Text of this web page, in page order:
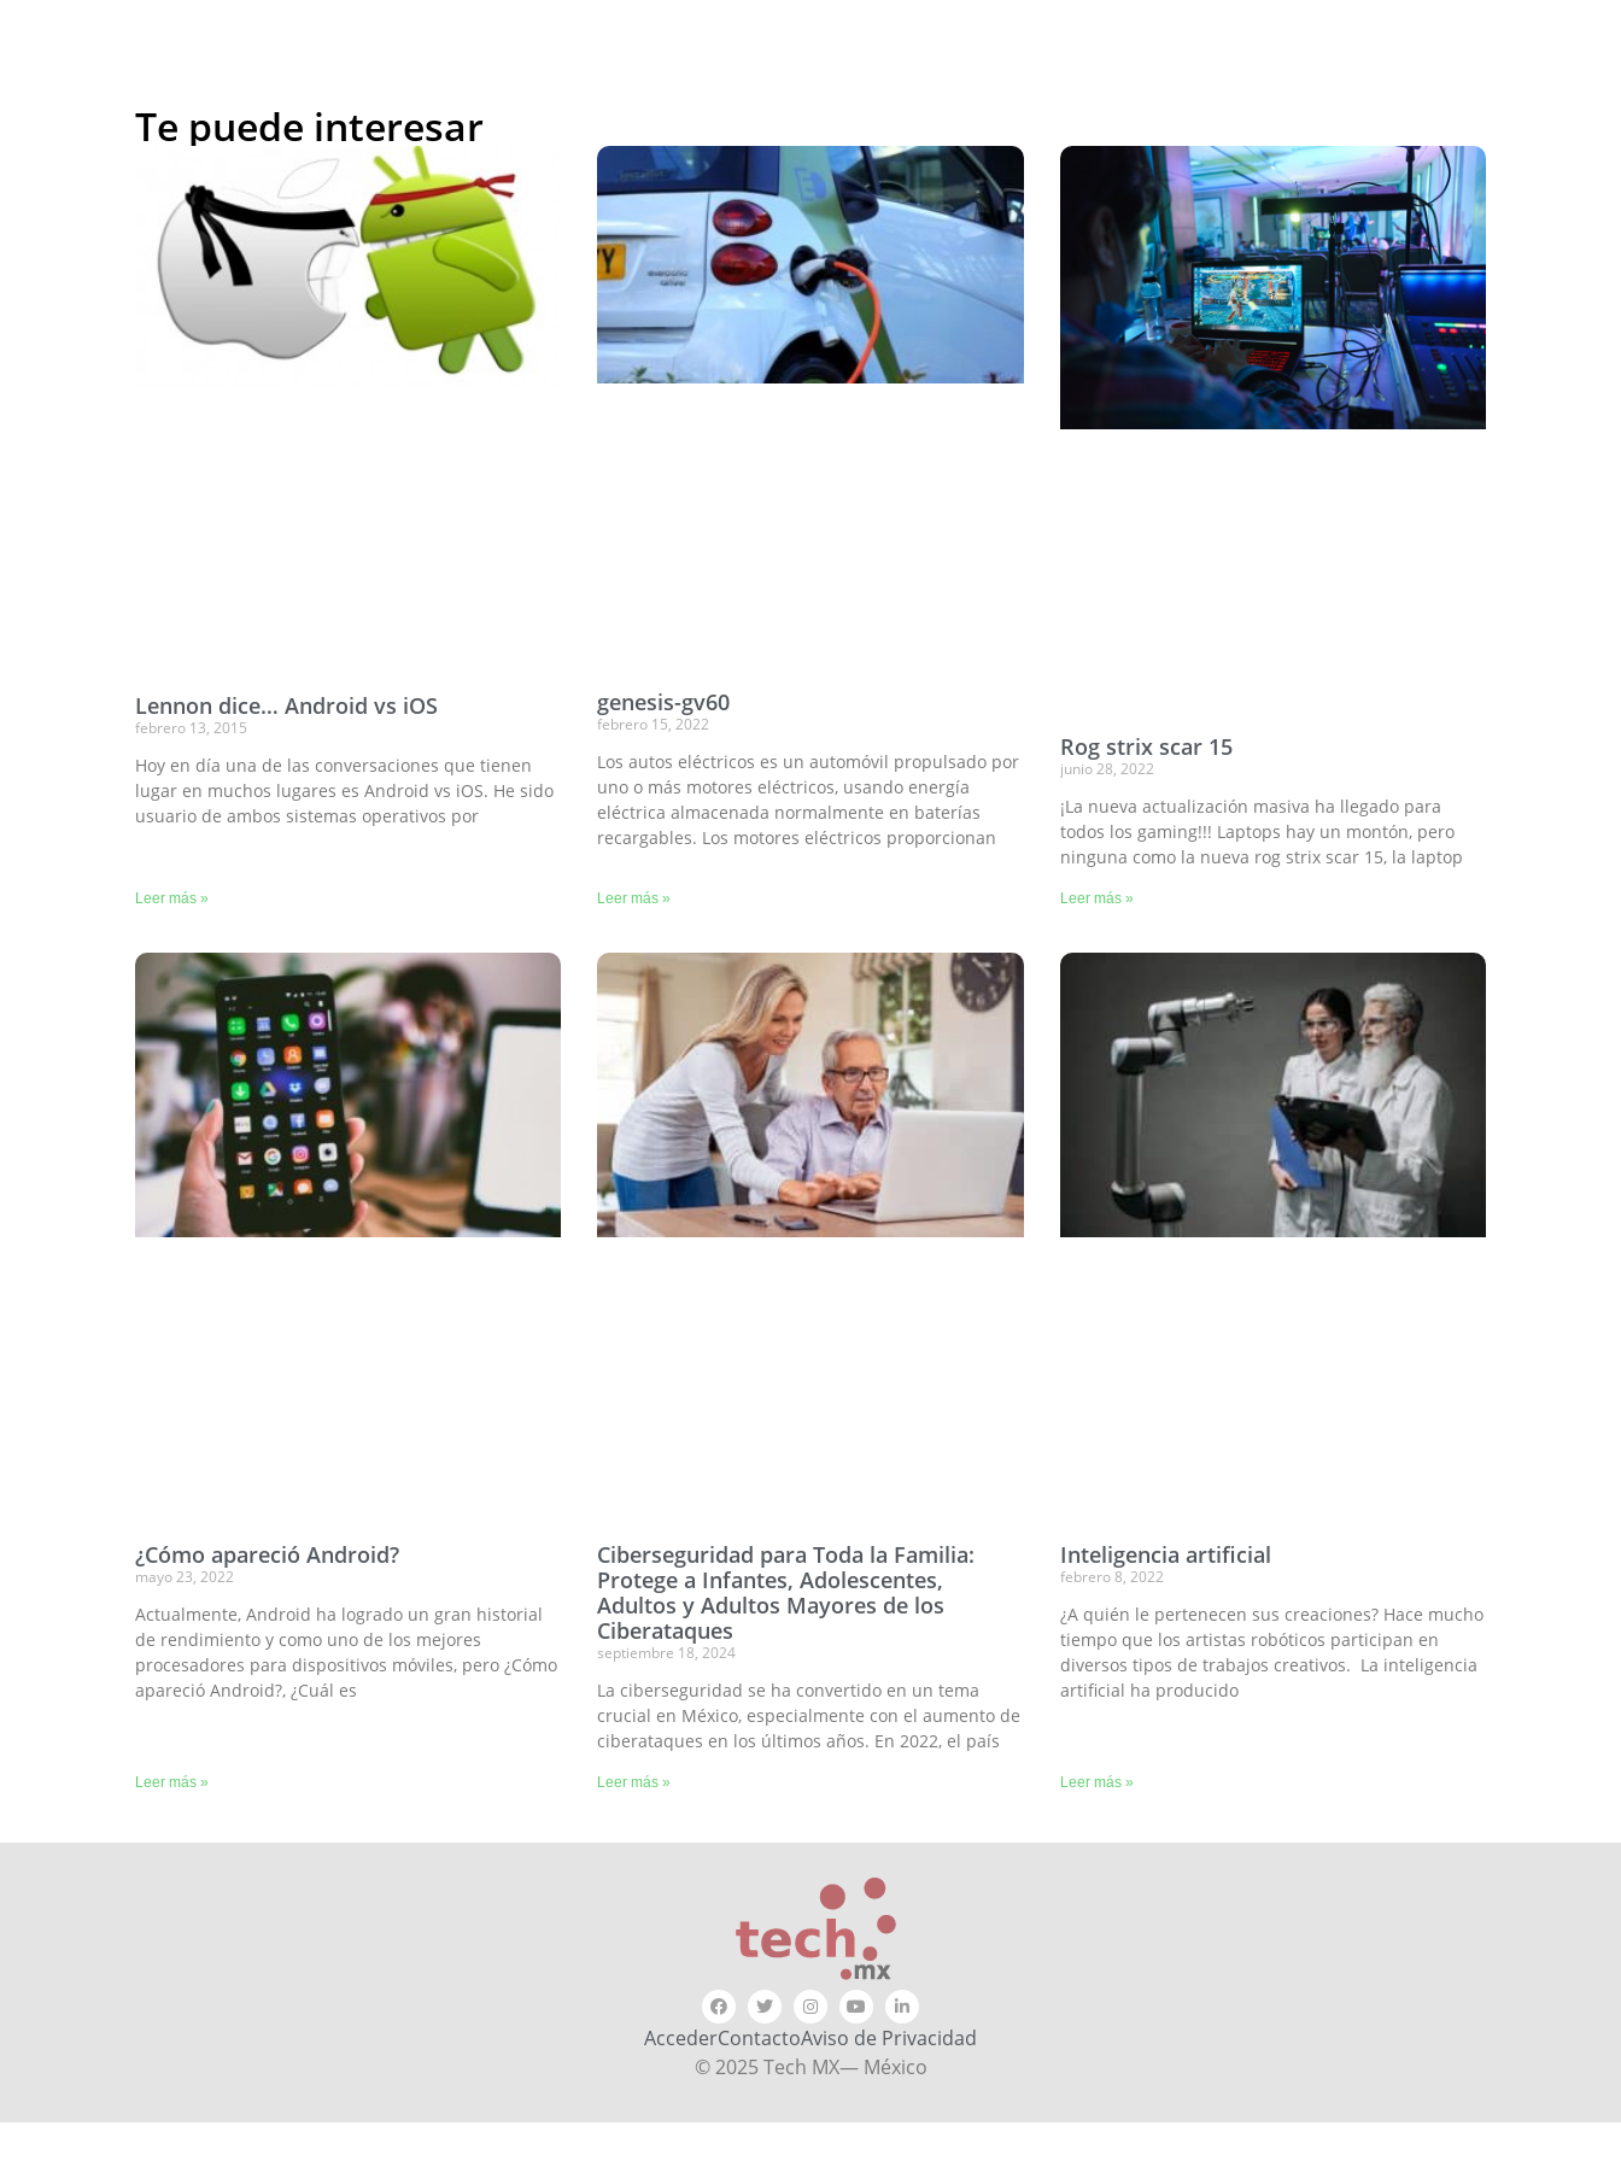
Te puede interesar
Lennon dice… Android vs iOS
febrero 13, 2015
Hoy en día una de las conversaciones que tienen
lugar en muchos lugares es Android vs iOS. He sido
usuario de ambos sistemas operativos por
Leer más »
genesis-gv60
febrero 15, 2022
Los autos eléctricos es un automóvil propulsado por
uno o más motores eléctricos, usando energía
eléctrica almacenada normalmente en baterías
recargables. Los motores eléctricos proporcionan
Leer más »
Rog strix scar 15
junio 28, 2022
¡La nueva actualización masiva ha llegado para
todos los gaming!!! Laptops hay un montón, pero
ninguna como la nueva rog strix scar 15, la laptop
Leer más »
¿Cómo apareció Android?
mayo 23, 2022
Actualmente, Android ha logrado un gran historial
de rendimiento y como uno de los mejores
procesadores para dispositivos móviles, pero ¿Cómo
apareció Android?, ¿Cuál es
Leer más »
Ciberseguridad para Toda la Familia:
Protege a Infantes, Adolescentes,
Adultos y Adultos Mayores de los
Ciberataques
septiembre 18, 2024
La ciberseguridad se ha convertido en un tema
crucial en México, especialmente con el aumento de
ciberataques en los últimos años. En 2022, el país
Leer más »
Inteligencia artificial
febrero 8, 2022
¿A quién le pertenecen sus creaciones? Hace mucho
tiempo que los artistas robóticos participan en
diversos tipos de trabajos creativos. La inteligencia
artificial ha producido
Leer más »
AccederContactoAviso de Privacidad
© 2025 Tech MX— México